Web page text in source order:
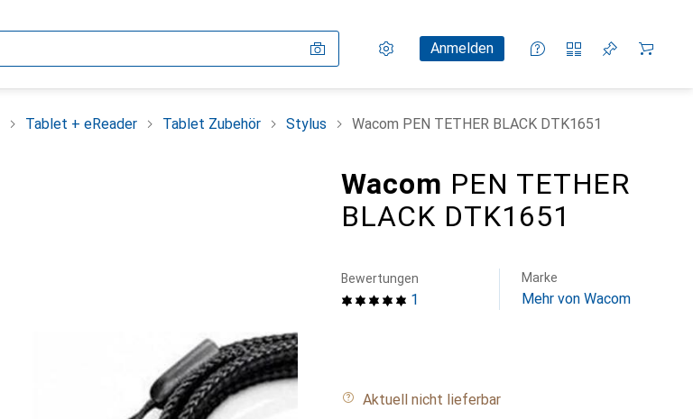
Einstellungen
KundenkontoAnmelden
Vergleichslisten
Merklisten
Warenkorb
Tablet + eReader Tablet Zubehör Stylus Wacom PEN TETHER BLACK DTK1651
Wacom PEN TETHER
BLACK DTK1651
1
Bewertungen Marke
Mehr von Wacom
Aktuell nicht lieferbar